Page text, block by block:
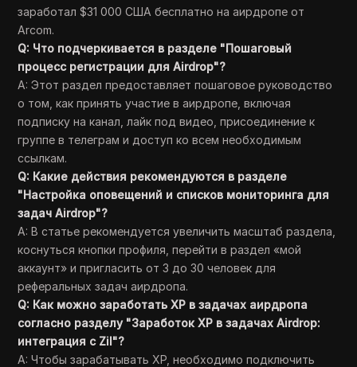
заработал $31 000 США бесплатно на аирдропе от
Arcom.
Q: Что подчеркивается в разделе "Пошаговый
процесс регистрации для Airdrop"?
A: Этот раздел предоставляет пошаговое руководство
о том, как принять участие в аирдропе, включая
подписку на канал, лайк под видео, присоединение к
группе в телеграм и доступ ко всем необходимым
ссылкам.
Q: Какие действия рекомендуются в разделе
"Настройка оповещений и списков мониторинга для
задач Airdrop"?
A: В статье рекомендуется увеличить масштаб раздела,
коснуться кнопки профиля, перейти в раздел «мой
аккаунт» и пригласить от 3 до 30 человек для
реферальных задач аирдропа.
Q: Как можно заработать XP в задачах аирдропа
согласно разделу "Заработок XP в задачах Airdrop:
интеграция с Zil"?
A: Чтобы зарабатывать XP, необходимо подключить